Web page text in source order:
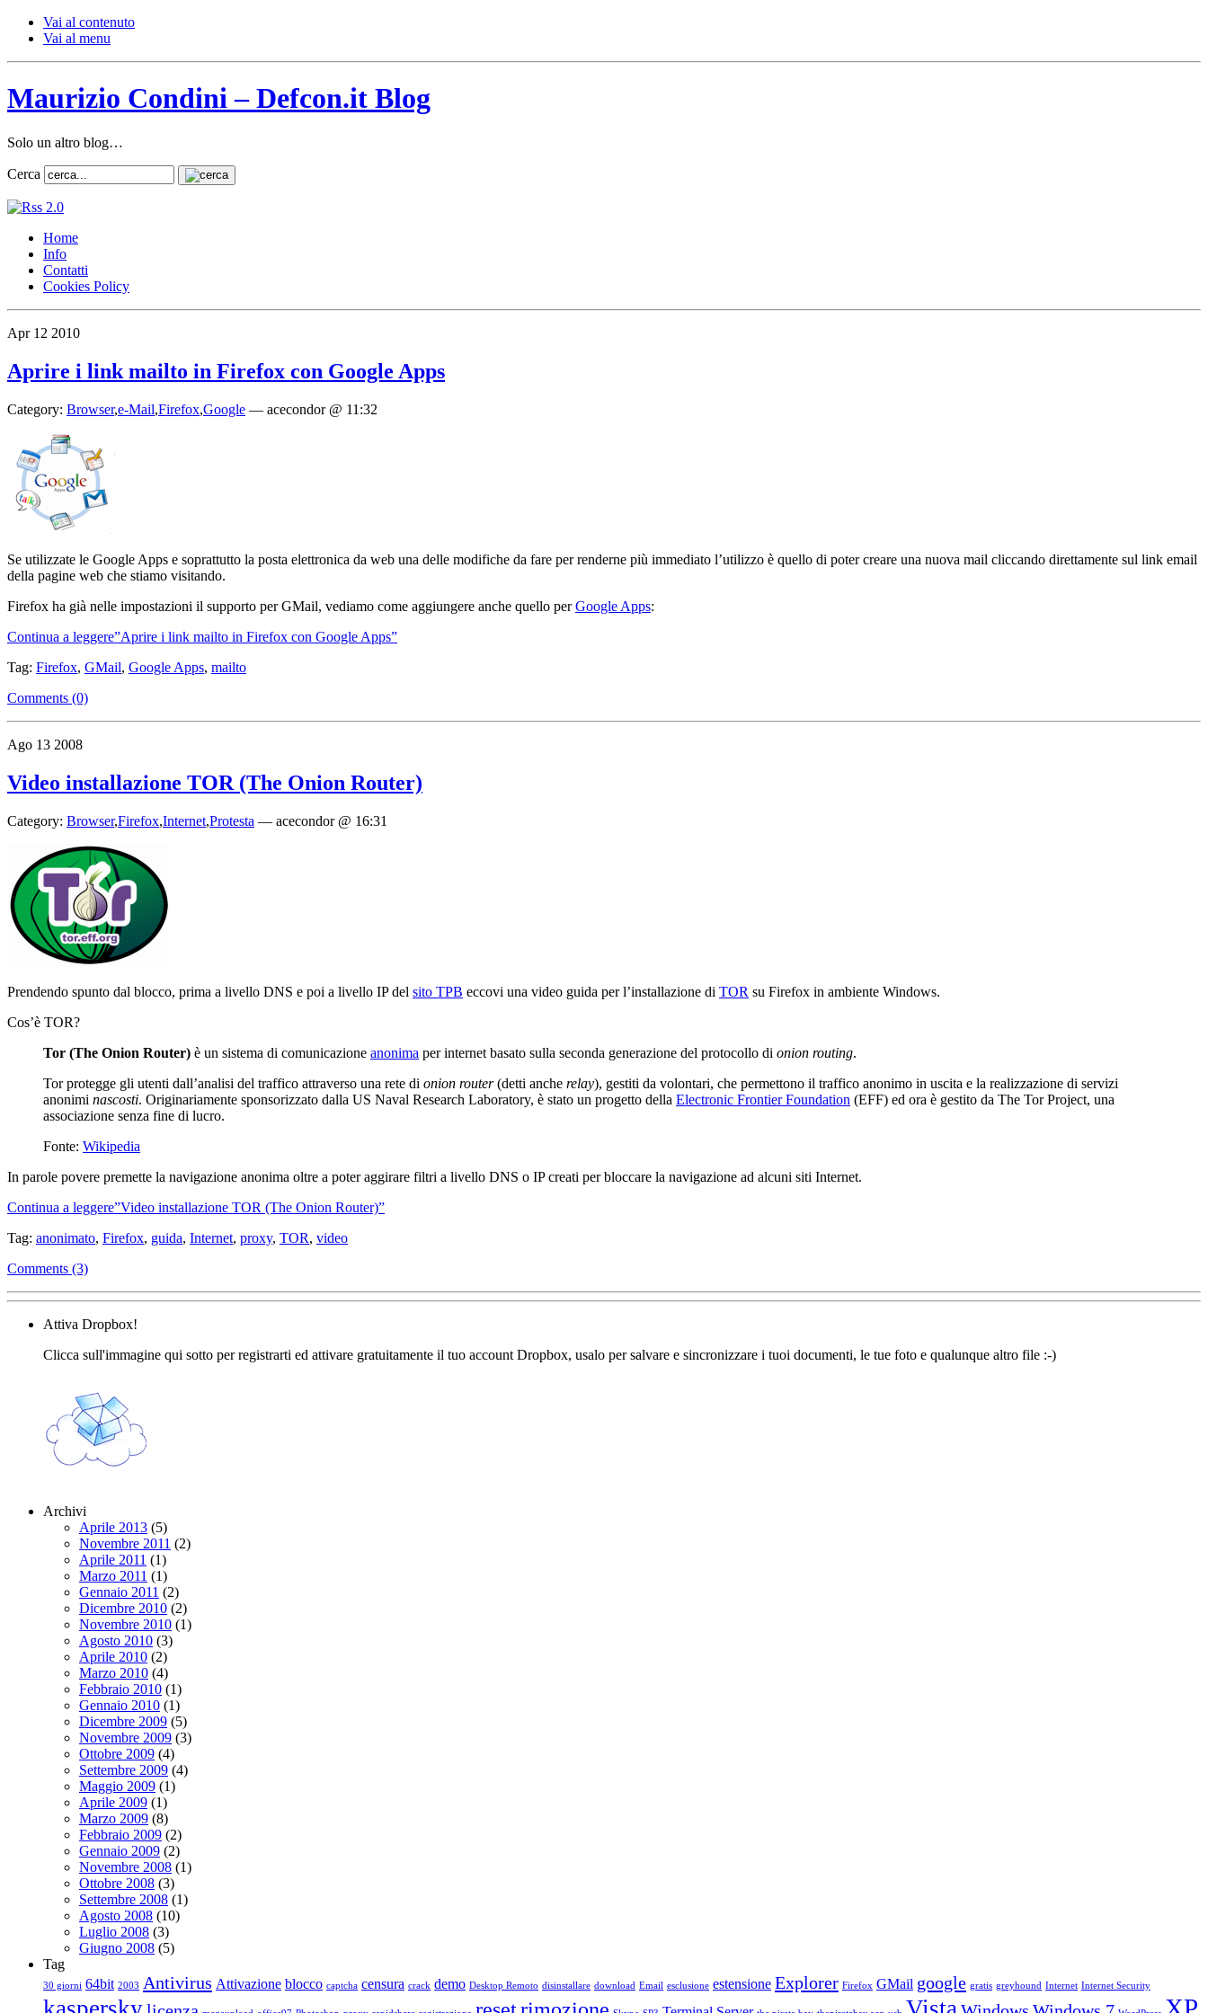
Vai al contenuto
Vai al menu
Maurizio Condini – Defcon.it Blog
Solo un altro blog…
Cerca
Home
Info
Contatti
Cookies Policy
Apr 12 2010
Aprire i link mailto in Firefox con Google Apps
Category: Browser,e-Mail,Firefox,Google — acecondor @ 11:32
Se utilizzate le Google Apps e soprattutto la posta elettronica da web una delle modifiche da fare per renderne più immediato l’utilizzo è quello di poter creare una nuova mail cliccando direttamente sul link email
della pagine web che stiamo visitando.
Firefox ha già nelle impostazioni il supporto per GMail, vediamo come aggiungere anche quello perGoogle Apps:
Continua a leggere”Aprire i link mailto in Firefox con Google Apps”
Tag: Firefox, GMail, Google Apps, mailto
Comments (0)
Ago 13 2008
Video installazione TOR (The Onion Router)
Category: Browser,Firefox,Internet,Protesta — acecondor @ 16:31
Prendendo spunto dal blocco, prima a livello DNS e poi a livello IP del sito TPB eccovi una video guida per l’installazione di TOR su Firefox in ambiente Windows.
Cos’è TOR?
Tor (The Onion Router) è un sistema di comunicazione anonima per internet basato sulla seconda generazione del protocollo di onion routing.
Tor protegge gli utenti dall’analisi del traffico attraverso una rete di onion router(detti anche relay), gestiti da volontari, che permettono il traffico anonimo in uscita e la realizzazione di servizi
anonimi nascosti. Originariamente sponsorizzato dalla US Naval Research Laboratory, è stato un progetto della Electronic Frontier Foundation (EFF) ed ora è gestito da The Tor Project, una
associazione senza fine di lucro.
Fonte: Wikipedia
In parole povere premette la navigazione anonima oltre a poter aggirare filtri a livello DNS o IP creati per bloccare la navigazione ad alcuni siti Internet.
Continua a leggere”Video installazione TOR (The Onion Router)”
Tag: anonimato, Firefox, guida, Internet, proxy, TOR, video
Comments (3)
Attiva Dropbox!
Clicca sull'immagine qui sotto per registrarti ed attivare gratuitamente il tuo account Dropbox, usalo per salvare e sincronizzare i tuoi documenti, le tue foto e qualunque altro file :-)
Archivi
Aprile 2013 (5)
Novembre 2011 (2)
Aprile 2011 (1)
Marzo 2011 (1)
Gennaio 2011 (2)
Dicembre 2010 (2)
Novembre 2010 (1)
Agosto 2010 (3)
Aprile 2010 (2)
Marzo 2010 (4)
Febbraio 2010 (1)
Gennaio 2010 (1)
Dicembre 2009 (5)
Novembre 2009 (3)
Ottobre 2009 (4)
Settembre 2009 (4)
Maggio 2009 (1)
Aprile 2009 (1)
Marzo 2009 (8)
Febbraio 2009 (2)
Gennaio 2009 (2)
Novembre 2008 (1)
Ottobre 2008 (3)
Settembre 2008 (1)
Agosto 2008 (10)
Luglio 2008 (3)
Giugno 2008 (5)
Tag
30 giorni 64bit 2003 Antivirus Attivazione blocco captcha censura crack demo Desktop Remoto disinstallare download Email esclusione estensione Explorer Firefox GMail google gratis greyhound Internet Internet Security
XP